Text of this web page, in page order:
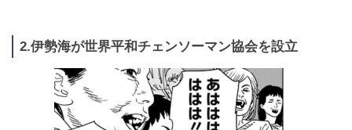
2.伊勢海が世界平和チェンソーマン協会を設立